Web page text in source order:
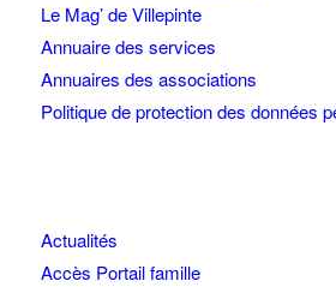
Le Mag’ de Villepinte
Annuaire des services
Annuaires des associations
Politique de protection des données
Actualités
Accès Portail famille